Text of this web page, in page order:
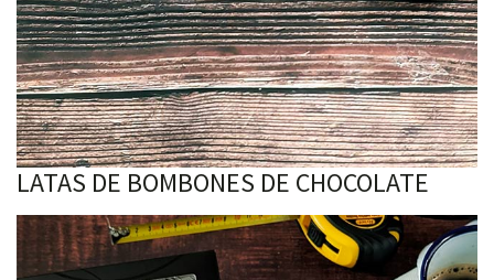
LATAS DE BOMBONES DE CHOCOLATE